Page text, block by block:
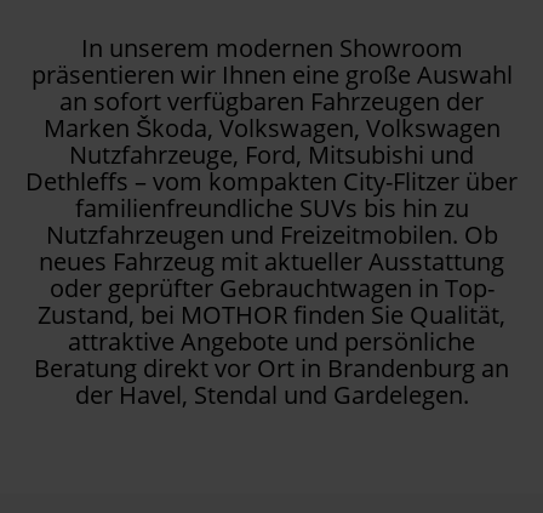
In unserem modernen Showroom
präsentieren wir Ihnen eine große Auswahl
an sofort verfügbaren Fahrzeugen der
Marken Škoda, Volkswagen, Volkswagen
Nutzfahrzeuge, Ford, Mitsubishi und
Dethleffs – vom kompakten City-Flitzer über
familienfreundliche SUVs bis hin zu
Nutzfahrzeugen und Freizeitmobilen. Ob
neues Fahrzeug mit aktueller Ausstattung
oder geprüfter Gebrauchtwagen in Top-
Zustand, bei MOTHOR finden Sie Qualität,
attraktive Angebote und persönliche
Beratung direkt vor Ort in Brandenburg an
der Havel, Stendal und Gardelegen.